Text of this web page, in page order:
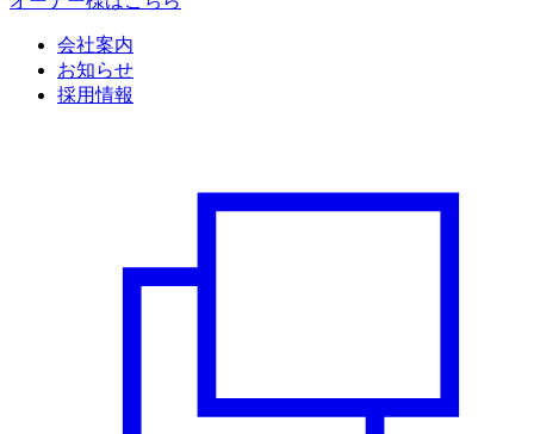
会社案内
お知らせ
採用情報